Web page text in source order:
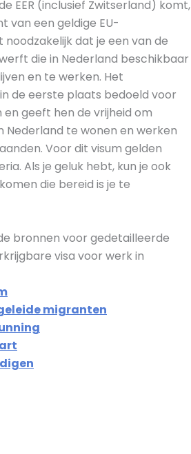
EER (inclusief Zwitserland) komt,
van een geldige EU-
noodzakelijk dat je een van de
die in Nederland beschikbaar
en te werken. Het
de eerste plaats bedoeld voor
geeft hen de vrijheid om
Nederland te wonen en werken
Voor dit visum gelden
Als je geluk hebt, kun je ook
die bereid is je te
bronnen voor gedetailleerde
visa voor werk in
migranten